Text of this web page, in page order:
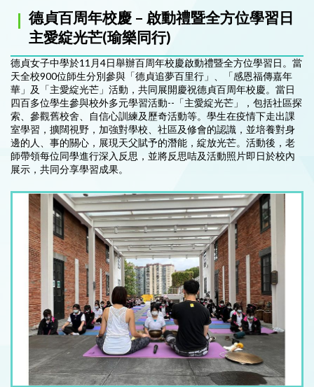
德貞百周年校慶 – 啟動禮暨全方位學習日
主愛綻光芒(瑜樂同行)
德貞女子中學於11月4日舉辦百周年校慶啟動禮暨全方位學習日。當
天全校900位師生分別參與「德貞追夢百里行」、「感恩福傳嘉年
華」及「主愛綻光芒」活動，共同展開慶祝德貞百周年校慶。當日
四百多位學生參與校外多元學習活動--「主愛綻光芒」，包括社區探
索、參觀舊校舍、自信心訓練及歷奇活動等。學生在疫情下走出課
室學習，擴闊視野，加強對學校、社區及修會的認識，並培養對身
邊的人、事的關心，展現天父賦予的潛能，綻放光芒。活動後，老
師帶領每位同學進行深入反思，並將反思咭及活動照片即日於校內
展示，共同分享學習成果。